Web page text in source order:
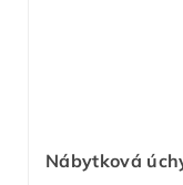
Nábytková